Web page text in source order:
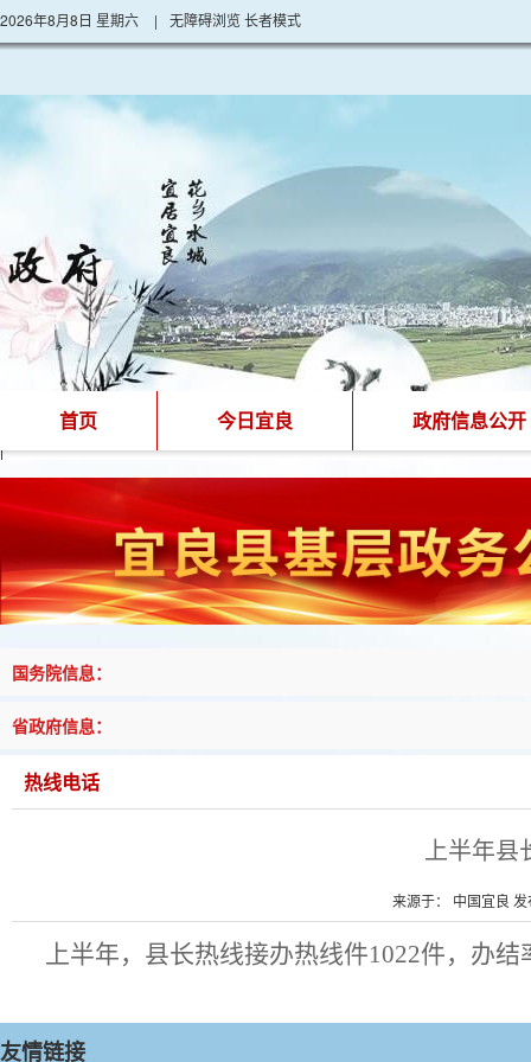
2026年8月8日 星期六 | 无障碍浏览长者模式
首页 今日宜良 政府信息公开
国务院信息：
省政府信息：
热线电话
上半年县
来源于： 中国宜良
上半年，县长热线接办热线件1022件，办结
友情链接